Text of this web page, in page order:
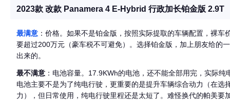
2023款 改款 Panamera 4 E-Hybrid 行政加长铂金版 2.9T
最满意 ：价格。如果不是铂金版，按照实际提取的车辆配置，裸
要超过200万元（豪车税不可避免）。选择铂金版，加上朋友给的
出来的。
最不满意 ：电池容量。17.9KWh的电池，还不能全部用完，实际
电池主要不是为了纯电行驶，更重要的是提升车辆综合动力（在选
力），但日常使用，纯电行驶里程还是太短了。难怪换代的帕美要